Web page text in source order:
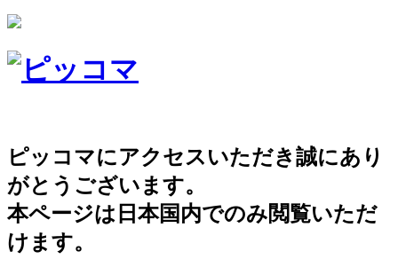
ピッコマにアクセスいただき誠にあり
がとうございます。
本ページは日本国内でのみ閲覧いただ
けます。